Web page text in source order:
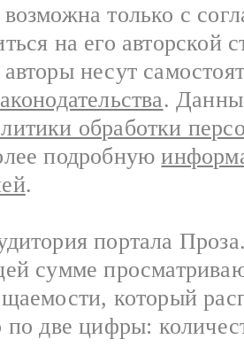
только с
на его авторской
несут
.
обработки
подробную
.
портала
сумме
который
по две цифры: